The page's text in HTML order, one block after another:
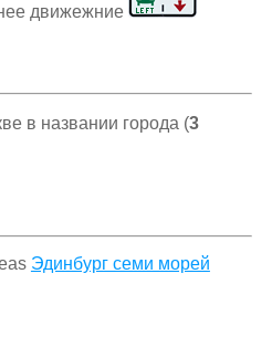
движежние
в названии города (3
Эдинбург семи морей